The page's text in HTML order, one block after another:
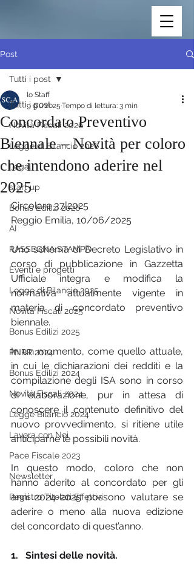
Post
Tutti i post
Novità Fiscali 2026
Legge di Bilancio 2026
Legal
start up
Bonus Edilizi 2026
AI
RASSEGNA STAMPA
Eventi e progetti
Legge di Bilancio 2025
Novità Fiscali 2025
Bonus Edilizi 2025
PNRR 2024
Bonus Edilizi 2024
Novità Fiscali 2024
Legge Bilancio 2024
Lavora con Noi
Pace Fiscale 2023
Newsletter
Registro Titolari Effettivi
Tutti i post
Concordato Preventivo
Biennale – Novità per coloro
che intendono aderire nel
2025
lo Staff
9 giu 2025 Tempo di lettura: 3 min
Circolare 37|2025
Reggio Emilia, 10/06/2025
Uno schema di Decreto Legislativo in
corso di pubblicazione in Gazzetta
Ufficiale integra e modifica la
normativa attualmente vigente in
materia di concordato preventivo
biennale.
In un momento, come quello attuale,
in cui le dichiarazioni dei redditi e la
compilazione degli ISA sono in corso
di elaborazione, pur in attesa di
conoscere il contenuto definitivo del
nuovo provvedimento, si ritiene utile
anticiparne le possibili novità.
In questo modo, coloro che non
hanno aderito al concordato per gli
anni 2024-2025 possono valutare se
aderire o meno alla nuova edizione
del concordato di quest’anno.
1.   Sintesi delle novità.